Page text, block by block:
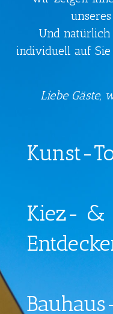
Und
individuell auf
Liebe Gäste,
Kunst-
Kiez- &